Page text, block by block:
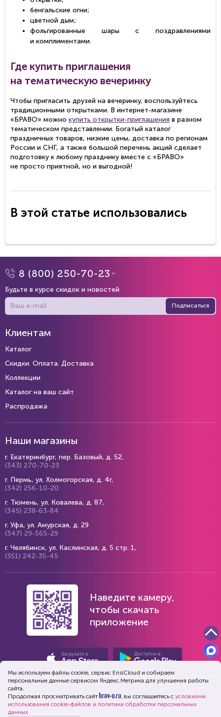
бенгальские огни;
цветной дым;
фольгированные шары с поздравлениями
и комплиментами.
Где купить приглашения
на тематическую вечеринку
Чтобы пригласить друзей на вечеринку, воспользуйтесь
традиционными открытками. В интернет-магазине
«БРАВО» можно купить открытки-приглашения в разном
тематическом представлении. Богатый каталог
праздничных товаров, низкие цены, доставка по регионам
России и СНГ, а также большой перечень акций сделает
подготовку к любому празднику вместе с «БРАВО»
не просто приятной, но и выгодной!
В этой статье использовались
8 (800) 250-70-23
Будьте в курсе скидок и новостей
Подписаться
Клиентам
Каталог
Скидки. Оплата. Доставка
Коллекции
Каталог на ваш сайт
Распродажа
Наши магазины
г. Екатеринбург, пер. Базовый, д. 52,
(343) 270-70-23
г. Пермь, ул. Холмогорская, д. 4г,
(342) 256-10-20
г. Тюмень, ул. Ковалева, д. 87,
(345) 238-63-84
г. Уфа, ул. Амурская, д. 29
(347) 29-565-29
г. Челябинск, ул. Каслинская, д. 5 стр. 1,
(351) 242-35-45
Наведите камеру,
чтобы скачать
приложение
Мы используем файлы cookie, сервис EnsiСloud и собираем
персональные данные сервисом Яндекс.Метрика для улучшения работы
сайта.
Продолжая просматривать сайт
, вы соглашаетесь с условиями
использования cookie-файлов и политики обработки персональных
данных